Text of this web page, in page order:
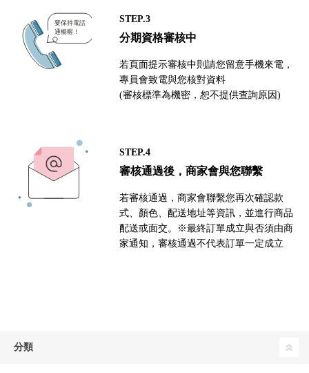
STEP.3
分期資格審核中
若頁面提示審核中則請您留意手機來電，
專員會致電與您核對資料
(審核標準為機密，恕不提供查詢原因)
STEP.4
審核通過後，商家會與您聯繫
若審核通過，商家會聯繫您再次確認款
式、顏色、配送地址等資訊，並進行商品
配送或面交。※最終訂單成立與否須由商
家通知，審核通過不代表訂單一定成立
分類